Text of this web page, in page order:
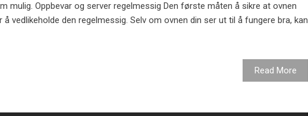
mulig. Oppbevar og server regelmessig Den første måten å sikre at ovnen
vedlikeholde den regelmessig. Selv om ovnen din ser ut til å fungere bra, kan
Read More